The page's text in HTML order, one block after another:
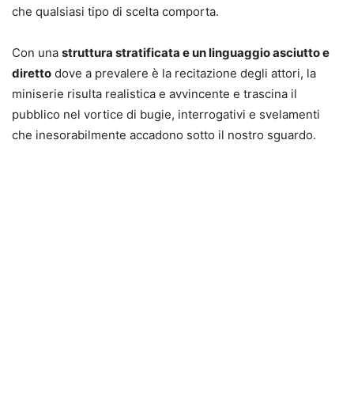
che qualsiasi tipo di scelta comporta.
Con una struttura stratificata e un linguaggio asciutto e
diretto dove a prevalere è la recitazione degli attori, la
miniserie risulta realistica e avvincente e trascina il
pubblico nel vortice di bugie, interrogativi e svelamenti
che inesorabilmente accadono sotto il nostro sguardo.